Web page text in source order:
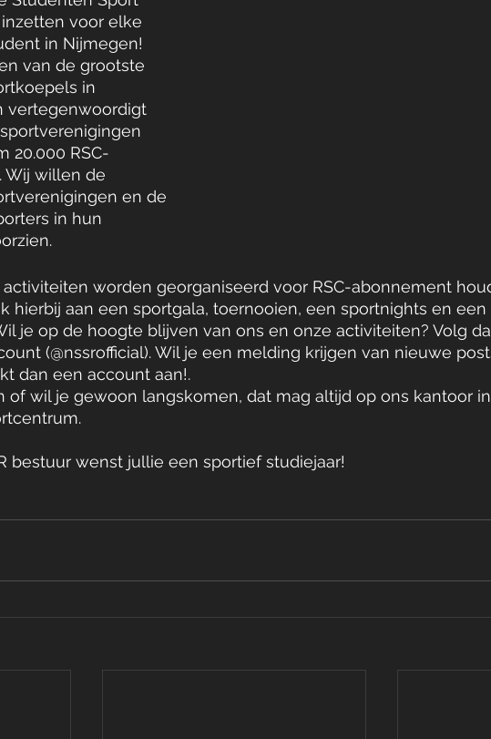
voor elke
in Nijmegen!
van de grootste
in
vertegenwoordigt
20.000 RSC-
Wij willen de
en de
in hun
worden georganiseerd voor RSC-abonnement
hierbij aan een sportgala, toernooien, een sportnights en een
je op de hoogte blijven van ons en onze activiteiten? Volg
(@nssrofficial). Wil je een melding krijgen van nieuwe
dan een account aan!.
of wil je gewoon langskomen, dat mag altijd op ons kantoor
bestuur wenst jullie een sportief studiejaar!